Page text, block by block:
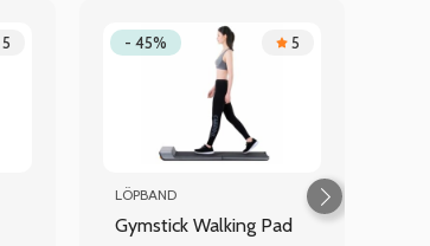
5 - 45% 5
LÖPBAND
Gymstick Walking Pad